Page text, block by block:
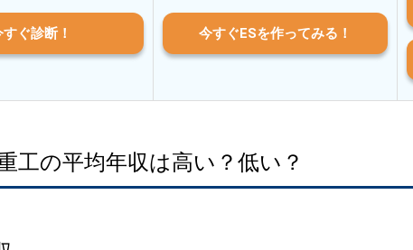
すぐ診断！ 今すぐESを作ってみる！
工の平均年収は高い？低い？